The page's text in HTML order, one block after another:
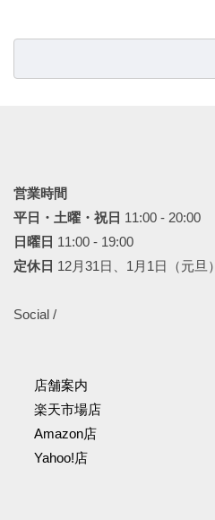
索:
営業時間
平日・土曜・祝日 11:00 - 20:00
日曜日 11:00 - 19:00
定休日 12月31日、1月1日（元旦）
Social /
店舗案内
楽天市場店
Amazon店
Yahoo!店